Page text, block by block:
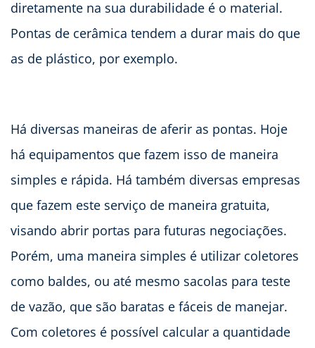
diretamente na sua durabilidade é o material.
Pontas de cerâmica tendem a durar mais do que
as de plástico, por exemplo.
Há diversas maneiras de aferir as pontas. Hoje
há equipamentos que fazem isso de maneira
simples e rápida. Há também diversas empresas
que fazem este serviço de maneira gratuita,
visando abrir portas para futuras negociações.
Porém, uma maneira simples é utilizar coletores
como baldes, ou até mesmo sacolas para teste
de vazão, que são baratas e fáceis de manejar.
Com coletores é possível calcular a quantidade